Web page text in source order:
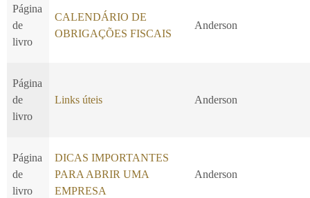
Página
de
livro
CALENDÁRIO DE
OBRIGAÇÕES FISCAIS
Anderson
Página
de
livro
Links úteis Anderson
Página
de
livro
DICAS IMPORTANTES
PARA ABRIR UMA
EMPRESA
Anderson